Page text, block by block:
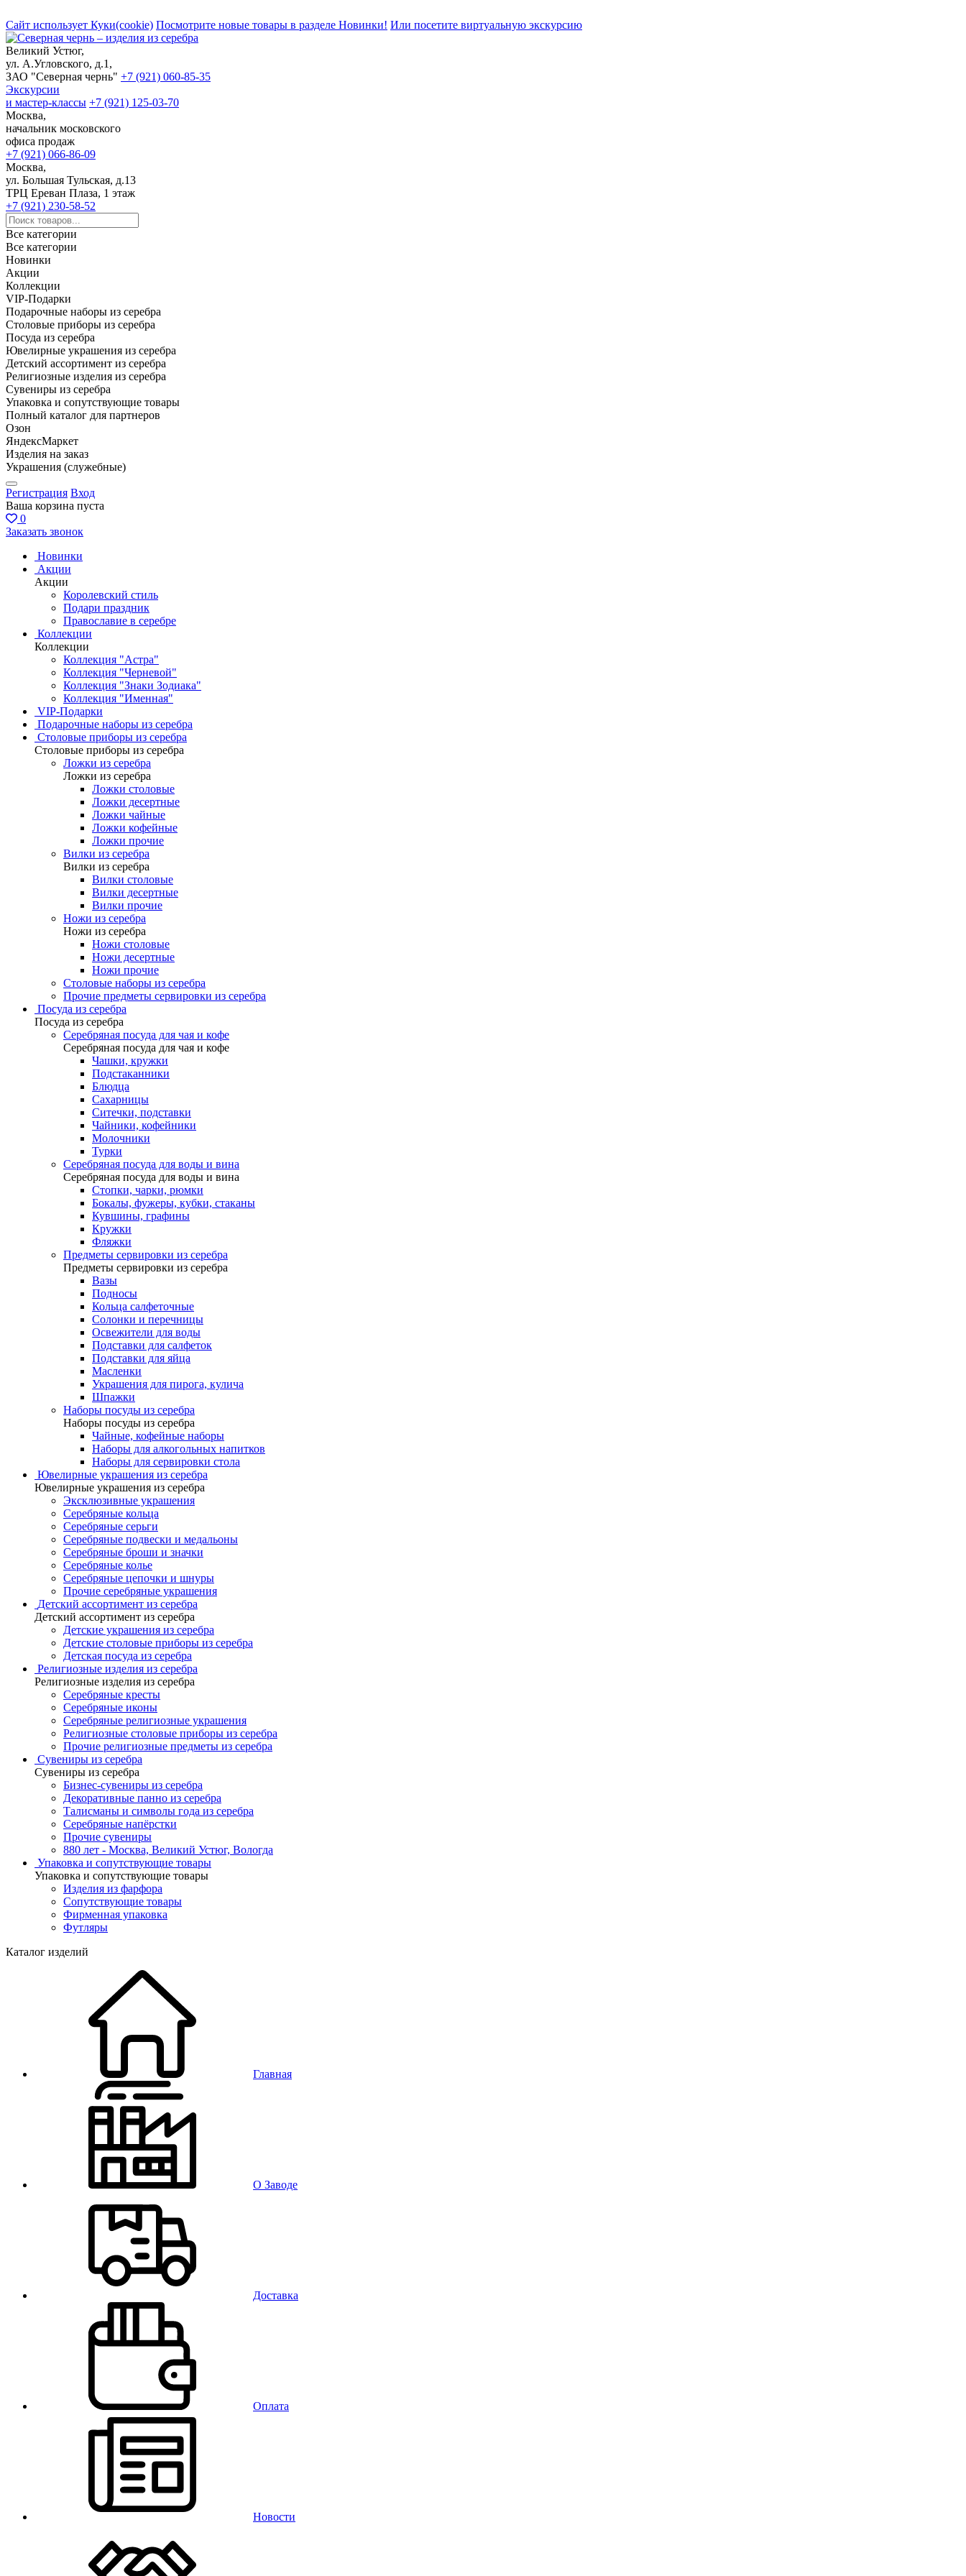
Сайт использует Куки(cookie) Посмотрите новые товары в разделе Новинки! Или посетите виртуальную экскурсию
Великий Устюг,
ул. А.Угловского, д.1,
ЗАО "Северная чернь" +7 (921) 060-85-35
Экскурсии
и мастер-классы +7 (921) 125-03-70
Москва,
начальник московского
офиса продаж
+7 (921) 066-86-09
Москва,
ул. Большая Тульская, д.13
ТРЦ Ереван Плаза, 1 этаж
+7 (921) 230-58-52
Все категории
Все категории
Новинки
Акции
Коллекции
VIP-Подарки
Подарочные наборы из серебра
Столовые приборы из серебра
Посуда из серебра
Ювелирные украшения из серебра
Детский ассортимент из серебра
Религиозные изделия из серебра
Сувениры из серебра
Упаковка и сопутствующие товары
Полный каталог для партнеров
Озон
ЯндексМаркет
Изделия на заказ
Украшения (служебные)
Регистрация Вход
Ваша корзина пуста
0
Заказать звонок
Новинки
Акции
Акции
Королевский стиль
Подари праздник
Православие в серебре
Коллекции
Коллекции
Коллекция "Астра"
Коллекция "Черневой"
Коллекция "Знаки Зодиака"
Коллекция "Именная"
VIP-Подарки
Подарочные наборы из серебра
Столовые приборы из серебра
Столовые приборы из серебра
Ложки из серебра
Ложки из серебра
Ложки столовые
Ложки десертные
Ложки чайные
Ложки кофейные
Ложки прочие
Вилки из серебра
Вилки из серебра
Вилки столовые
Вилки десертные
Вилки прочие
Ножи из серебра
Ножи из серебра
Ножи столовые
Ножи десертные
Ножи прочие
Столовые наборы из серебра
Прочие предметы сервировки из серебра
Посуда из серебра
Посуда из серебра
Серебряная посуда для чая и кофе
Серебряная посуда для чая и кофе
Чашки, кружки
Подстаканники
Блюдца
Сахарницы
Ситечки, подставки
Чайники, кофейники
Молочники
Турки
Серебряная посуда для воды и вина
Серебряная посуда для воды и вина
Стопки, чарки, рюмки
Бокалы, фужеры, кубки, стаканы
Кувшины, графины
Кружки
Фляжки
Предметы сервировки из серебра
Предметы сервировки из серебра
Вазы
Подносы
Кольца салфеточные
Солонки и перечницы
Освежители для воды
Подставки для салфеток
Подставки для яйца
Масленки
Украшения для пирога, кулича
Шпажки
Наборы посуды из серебра
Наборы посуды из серебра
Чайные, кофейные наборы
Наборы для алкогольных напитков
Наборы для сервировки стола
Ювелирные украшения из серебра
Ювелирные украшения из серебра
Эксклюзивные украшения
Серебряные кольца
Серебряные серьги
Серебряные подвески и медальоны
Серебряные броши и значки
Серебряные колье
Серебряные цепочки и шнуры
Прочие серебряные украшения
Детский ассортимент из серебра
Детский ассортимент из серебра
Детские украшения из серебра
Детские столовые приборы из серебра
Детская посуда из серебра
Религиозные изделия из серебра
Религиозные изделия из серебра
Серебряные кресты
Серебряные иконы
Серебряные религиозные украшения
Религиозные столовые приборы из серебра
Прочие религиозные предметы из серебра
Сувениры из серебра
Сувениры из серебра
Бизнес-сувениры из серебра
Декоративные панно из серебра
Талисманы и символы года из серебра
Серебряные напёрстки
Прочие сувениры
880 лет - Москва, Великий Устюг, Вологда
Упаковка и сопутствующие товары
Упаковка и сопутствующие товары
Изделия из фарфора
Сопутствующие товары
Фирменная упаковка
Футляры
Каталог изделий
Главная
О Заводе
Доставка
Оплата
Новости